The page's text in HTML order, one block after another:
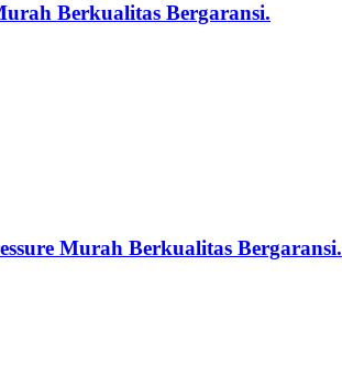
Berkualitas Bergaransi.
Murah Berkualitas Bergaransi.